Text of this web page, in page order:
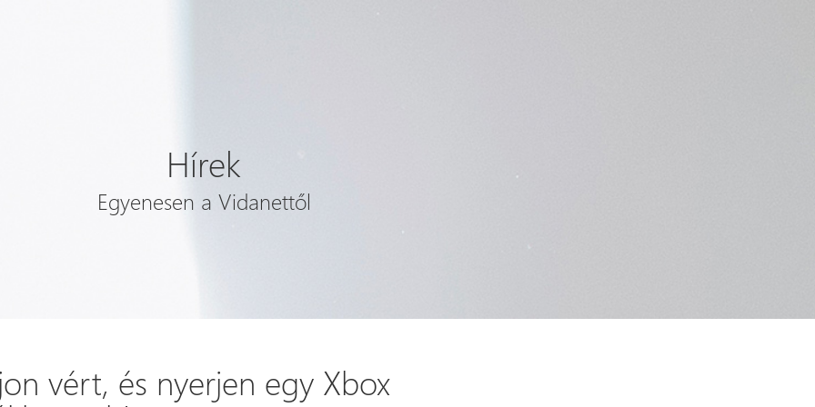
Hírek
Egyenesen a Vidanettől
vért, és nyerjen egy Xbox